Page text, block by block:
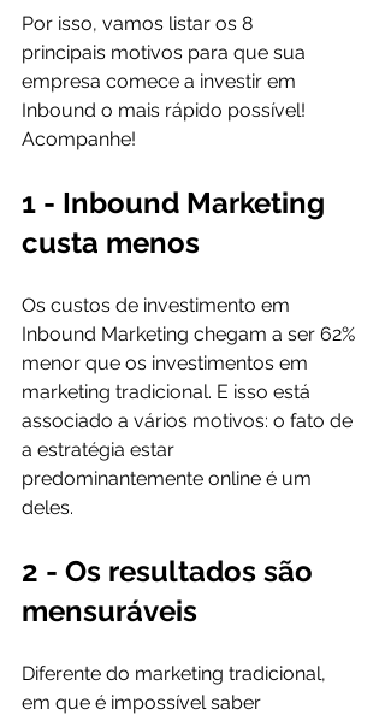
Por isso, vamos listar os 8
principais motivos para que sua
empresa comece a investir em
Inbound o mais rápido possível!
1 - Inbound Marketing
custa menos
Os custos de investimento em
Inbound Marketing chegam a ser 62%
menor que os investimentos em
marketing tradicional. E isso está
associado a vários motivos: o fato de
a estratégia estar
predominantemente online é um
2 - Os resultados são
mensuráveis
Diferente do marketing tradicional,
em que é impossível saber